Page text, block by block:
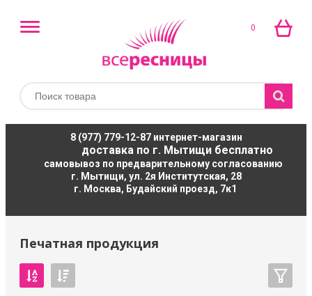
0
8 (977) 779-12-87интернет-магазин
доставка по г. Мытищи бесплатно
самовывоз по предварительному согласованию
г. Мытищи, ул. 2я Институтская, 28
г. Москва, Будайский проезд, 7к1
Печатная продукция